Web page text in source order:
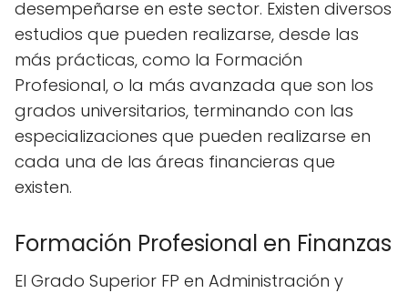
desempeñarse en este sector. Existen diversos
estudios que pueden realizarse, desde las
más prácticas, como la Formación
Profesional, o la más avanzada que son los
grados universitarios, terminando con las
especializaciones que pueden realizarse en
cada una de las áreas financieras que
existen.
Formación Profesional en Finanzas
El Grado Superior FP en Administración y